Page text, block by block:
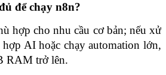
để chạy n8n?
hợp cho nhu cầu cơ bản; nếu xử
AI hoặc chạy automation lớn,
RAM trở lên.